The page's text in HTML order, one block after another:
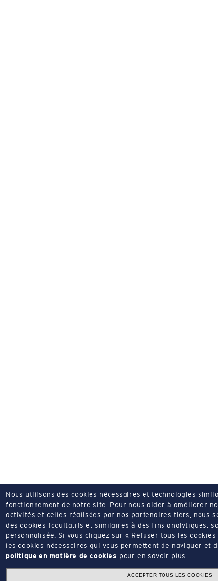
Nous utilisons des cookies nécessaires et technologies
fonctionnement de notre site. Pour nous aider à améliorer
activités et celles réalisées par nos partenaires tiers, nous
des cookies facultatifs et similaires à des fins analytiques,
personnalisée.
Si vous cliquez sur « Refuser tous les
les cookies nécessaires qui vous permettent de naviguer et
politique en matière de cookies pour en savoir plus.
ACCEPTER TOUS LES COOKIES